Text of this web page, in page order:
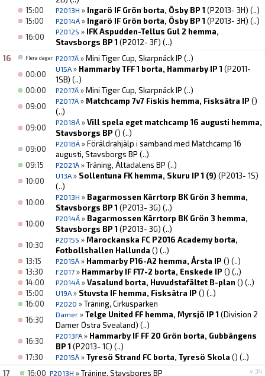
15:00
P2013H » Ingarö IF Grön borta, Ösby BP 1 (P2013- 3H) (..)
15:00
P2014Ä » Ingarö IF Grön borta, Ösby BP 1 (P2013- 3H) (..)
16:00
P2012S » IFK Aspudden-Tellus Gul 2 hemma,
Stavsborgs BP 1 (P2012- 3F) (..)
16
Flera dagar P2017Ä »Mini Tiger Cup, Skarpnäck IP (..)
00:00
U15A » Hammarby TFF 1 borta, Hammarby IP 1 (P2011-
1SB) (..)
00:00
P2017Ä »Mini Tiger Cup, Skarpnäck IP (..)
09:00
P2017Ä » Matchcamp 7v7 Fiskis hemma, Fisksätra IP ()
(..)
09:00
P2018Ä »Vill spela eget matchcamp 16 augusti hemma,
Stavsborgs BP () (..)
09:00
P2018Ä »Föräldrahjälp i samband med Matchcamp 16
augusti, Stavsborgs BP (..)
09:15
P2021Ä »Träning, Ältadalens BP (..)
10:00
U13A » Sollentuna FK hemma, Skuru IP 1 (9) (P2013- 1S)
(..)
10:00
P2013H » Bagarmossen Kärrtorp BK Grön 3 hemma,
Stavsborgs BP 1 (P2013- 3G) (..)
10:00
P2014Ä » Bagarmossen Kärrtorp BK Grön 3 hemma,
Stavsborgs BP 1 (P2013- 3G) (..)
10:30
P2015S » Marockanska FC P2016 Academy borta,
Fotbollshallen Hallunda () (..)
13:15
P2015Ä » Hammarby P16-A2 hemma, Årsta IP () (..)
13:30
F2017 » Hammarby IF F17-2 borta, Enskede IP () (..)
14:00
P2014Ä »Vasalund borta, Huvudstafältet B-plan () (..)
15:00
U19A » Stuvsta IF hemma, Fisksätra IP () (..)
16:00
P2020 »Träning, Cirkusparken
16:30
Damer »Telge United FF hemma, Myrsjö IP 1 (Division 2
Damer Östra Svealand) (..)
16:30
P2013FA » Hammarby IF FF 20 Grön borta, Gubbängens
BP 1 (P2013- 1C) (..)
17:30
P2015Ä »Tyresö Strand FC borta, Tyresö Skola () (..)
v.34
17 16:00 P2013H »Träning, Stavsborgs BP